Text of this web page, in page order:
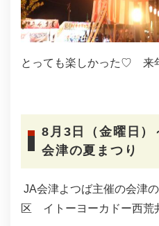
とっても楽しかった♡ 来
8月3日（金曜日
会津の夏まつり
JA会津よつば主催の会津
区 イトーヨーカドー西荒